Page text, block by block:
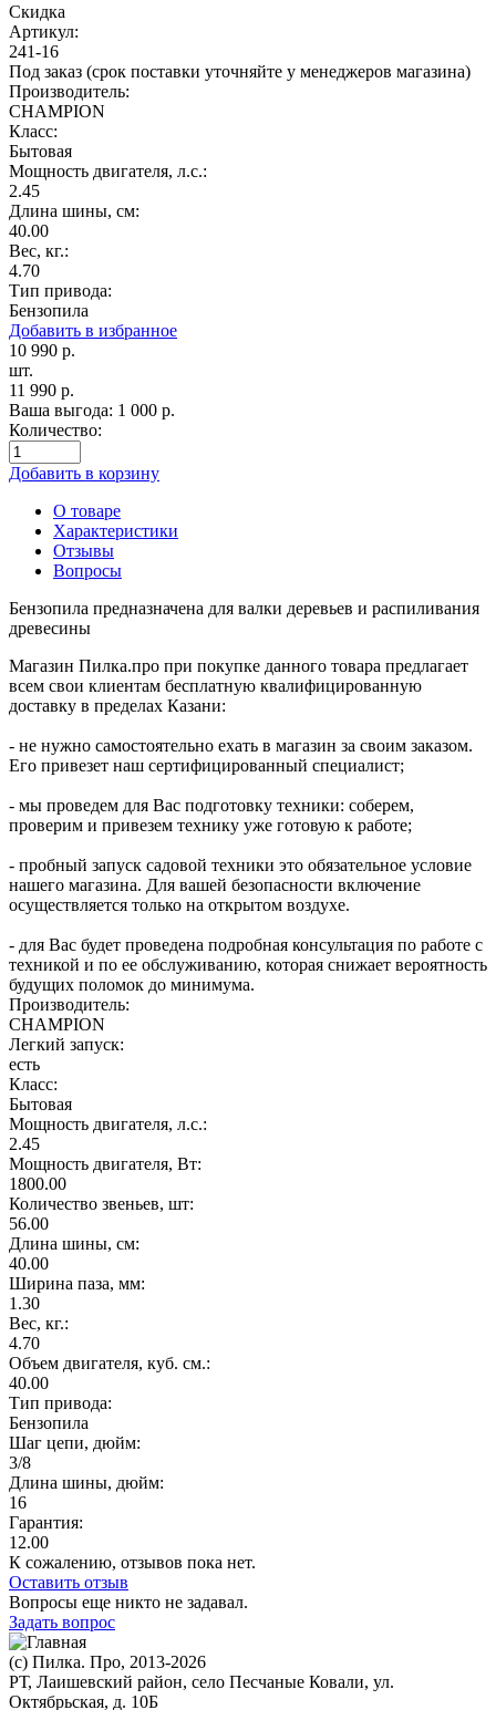
Скидка
Артикул:
241-16
Под заказ (срок поставки уточняйте у менеджеров магазина)
Производитель:
CHAMPION
Класс:
Бытовая
Мощность двигателя, л.с.:
2.45
Длина шины, см:
40.00
Вес, кг.:
4.70
Тип привода:
Бензопила
Добавить в избранное
10 990 р.
шт.
11 990 р.
Ваша выгода: 1 000 р.
Количество:
Добавить в корзину
О товаре
Характеристики
Отзывы
Вопросы
Бензопила предназначена для валки деревьев и распиливания
древесины
Магазин Пилка.про при покупке данного товара предлагает
всем свои клиентам бесплатную квалифицированную
доставку в пределах Казани:
- не нужно самостоятельно ехать в магазин за своим заказом.
Его привезет наш сертифицированный специалист;
- мы проведем для Вас подготовку техники: соберем,
проверим и привезем технику уже готовую к работе;
- пробный запуск садовой техники это обязательное условие
нашего магазина. Для вашей безопасности включение
осуществляется только на открытом воздухе.
- для Вас будет проведена подробная консультация по работе с
техникой и по ее обслуживанию, которая снижает вероятность
будущих поломок до минимума.
Производитель:
CHAMPION
Легкий запуск:
есть
Класс:
Бытовая
Мощность двигателя, л.с.:
2.45
Мощность двигателя, Вт:
1800.00
Количество звеньев, шт:
56.00
Длина шины, см:
40.00
Ширина паза, мм:
1.30
Вес, кг.:
4.70
Объем двигателя, куб. см.:
40.00
Тип привода:
Бензопила
Шаг цепи, дюйм:
3/8
Длина шины, дюйм:
16
Гарантия:
12.00
К сожалению, отзывов пока нет.
Оставить отзыв
Вопросы еще никто не задавал.
Задать вопрос
(с) Пилка. Про, 2013-2026
РТ, Лаишевский район, село Песчаные Ковали, ул.
Октябрьская, д. 10Б